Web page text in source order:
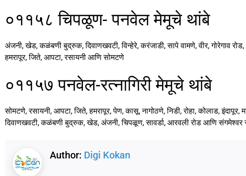
०११५८ चिपळूण- पनवेल मेमूचे थांबे
अंजनी, खेड, कळंबणी बुद्रुक, दिवाणखवटी, विन्हेरे, करंजाडी, सापे वामणे, वीर, गोरेगाव रोड,
हमरापूर, जिते, आपटा, रसायनी आणि सोमटणे
०११५७ पनवेल-रत्नागिरी मेमूचे थांबे
सोमटणे, रसायनी, आपटा, जिते, हमरापूर, पेण, कासू, नागोठणे, निडी, रोहा, कोलाड, इंदापूर,
दिवाणखवटी, कळंबणी बुद्रुक, खेड, अंजनी, चिपळूण, सावर्डा, आरवली रोड आणि संगमेश्वर
Author: Digi Kokan